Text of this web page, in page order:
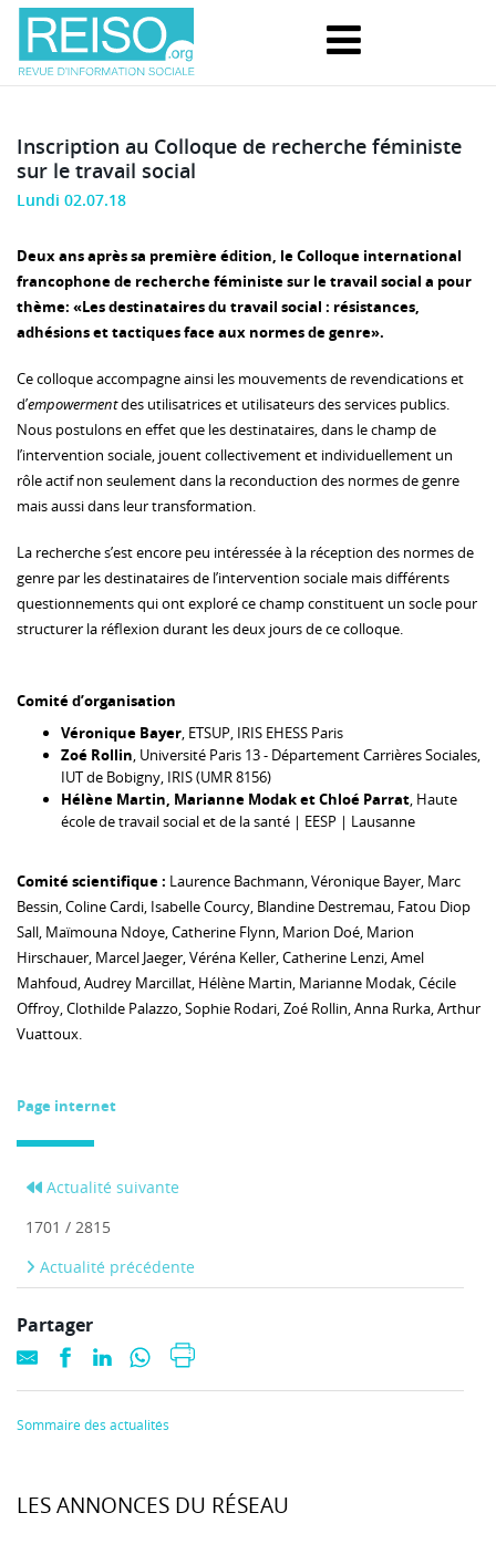
Inscription au Colloque de recherche féministe
sur le travail social
Lundi 02.07.18
Deux ans après sa première édition, le Colloque international
francophone de recherche féministe sur le travail social a pour
thème: «Les destinataires du travail social : résistances,
adhésions et tactiques face aux normes de genre».
Ce colloque accompagne ainsi les mouvements de revendications et
d’empowermentdes utilisatrices et utilisateurs des services publics.
Nous postulons en effet que les destinataires, dans le champ de
l’intervention sociale, jouent collectivement et individuellement un
rôle actif non seulement dans la reconduction des normes de genre
mais aussi dans leur transformation.
La recherche s’est encore peu intéressée à la réception des normes de
genre par les destinataires de l’intervention sociale mais différents
questionnements qui ont exploré ce champ constituent un socle pour
structurer la réflexion durant les deux jours de ce colloque.
Comité d’organisation
Véronique Bayer, ETSUP, IRIS EHESS Paris
Zoé Rollin, Université Paris 13 - Département Carrières Sociales,
IUT de Bobigny, IRIS (UMR 8156)
Hélène Martin, Marianne Modak et Chloé Parrat, Haute
école de travail social et de la santé | EESP | Lausanne
Comité scientifique : Laurence Bachmann, Véronique Bayer, Marc
Bessin, Coline Cardi, Isabelle Courcy, Blandine Destremau, Fatou Diop
Sall, Maïmouna Ndoye, Catherine Flynn, Marion Doé, Marion
Hirschauer, Marcel Jaeger, Véréna Keller, Catherine Lenzi, Amel
Mahfoud, Audrey Marcillat, Hélène Martin, Marianne Modak, Cécile
Offroy, Clothilde Palazzo, Sophie Rodari, Zoé Rollin, Anna Rurka, Arthur
Vuattoux.
Page internet
Actualité suivante
1701 / 2815
Actualité précédente
Partager
Sommaire des actualités
LES ANNONCES DU RÉSEAU